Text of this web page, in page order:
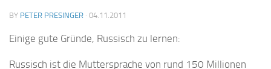
BY PETER PRESINGER · 04.11.2011
Einige gute Gründe, Russisch zu lernen:
Russisch ist die Muttersprache von rund 150 Millionen